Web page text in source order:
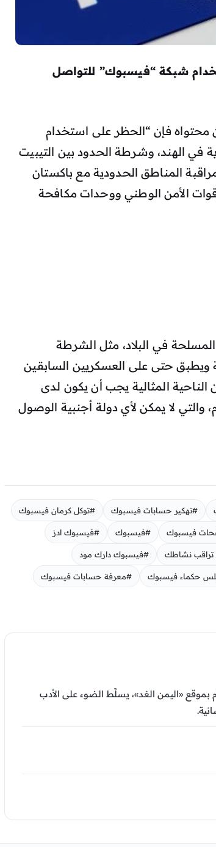
شبكة “فيسبوك” للتواصل
محتواه فإن “الحظر على استخدام
الهند، وشرطة الحدود بين التيبيت
المناطق الحدودية مع باكستان
الأمن الوطني ووحدات مكافحة
في البلاد، مثل الشرطة
ويطبق حتى على العسكريين السابقين
الناحية المثالية يجب أن يكون لدى
والتي لا يمكن لأي دولة أجنبية الوصول
#تهكير حسابات فيسبوك #توكل كرمان فيسبوك
فيسبوك #فيسبوك #فيسبوك ادز
نشاطك #فيسبوك دارك مود
حكماء فيسبوك #معرفة حسابات فيسبوك
«اليمن الغد»، يسلّط الضوء على الأدب